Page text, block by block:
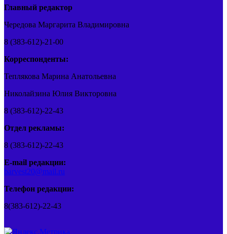
Главный редактор
Чередова Маргарита Владимировна
8 (383-612)-21-00
Корреспонденты:
Теплякова Марина Анатольевна
Николайзина Юлия Викторовна
8 (383-612)-22-43
Отдел рекламы:
8 (383-612)-22-43
E-mail редакции:
barvest20@mail.ru
Телефон редакции:
8(383-612)-22-43